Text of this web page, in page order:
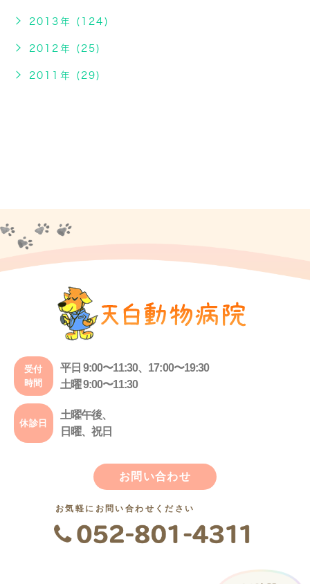
2013年 (124)
2012年 (25)
2011年 (29)
受付
時間
平日 9:00〜11:30、17:00〜19:30
土曜 9:00〜11:30
休診日
土曜午後、
日曜、祝日
お問い合わせ
お気軽にお問い合わせください